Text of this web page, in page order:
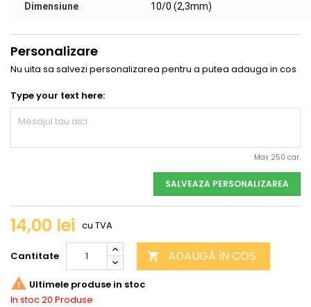
Dimensiune 10/0 (2,3mm)
Personalizare
Nu uita sa salvezi personalizarea pentru a putea adauga in cos
Type your text here:
Max 250 car.
SALVEAZA PERSONALIZAREA
14,00 lei cu TVA
Cantitate  ADAUGĂ ÎN COȘ
 Ultimele produse in stoc
In stoc20 Produse